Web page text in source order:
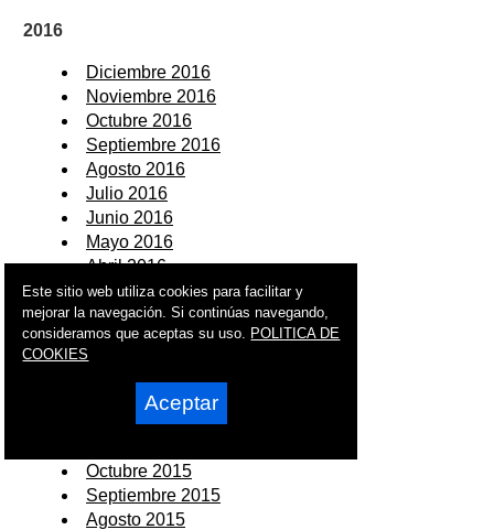
2016
Diciembre 2016
Noviembre 2016
Octubre 2016
Septiembre 2016
Agosto 2016
Julio 2016
Junio 2016
Mayo 2016
Abril 2016
Marzo 2016
Febrero 2016
Enero 2016
Diciembre 2015
Octubre 2015
Septiembre 2015
Agosto 2015
Este sitio web utiliza cookies para facilitar y
mejorar la navegación. Si continúas navegando,
consideramos que aceptas su uso. POLITICA DE
COOKIES
Aceptar